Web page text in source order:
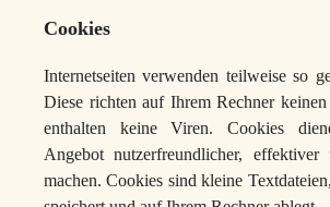
Cookies
Internetseiten verwenden teilweise so
Diese richten auf Ihrem Rechner keinen
enthalten keine Viren. Cookies
Angebot nutzerfreundlicher,
machen. Cookies sind kleine